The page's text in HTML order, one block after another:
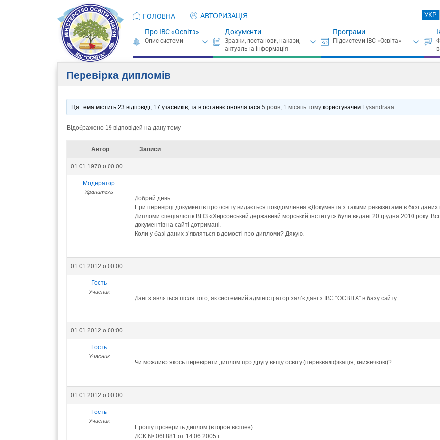
ГОЛОВНА АВТОРИЗАЦІЯ УКР
Про ІВС «Освіта» Документи Програми
Перевірка дипломів
Ця тема містить 23 відповіді, 17 учасників, та в останнє оновлялася5 років, 1 місяць тому користувачем Lysandraaa
Відображено 19 відповідей на дану тему
Автор Записи
01.01.1970 о 00:00
Модератор
Хранитель
Добрий день.
При перевірці документів про освіту видається повідомлення «Документа з такими реквізитами в базі даних
Дипломи спеціалістів ВНЗ «Херсонський державний морський інститут» були видані 20 грудня 2010 року.
документів на сайті дотримані.
Коли у базі даних з’являться відомості про дипломи? Дякую.
01.01.2012 о 00:00
Гость
Учасник
Дані з’являться після того, як системний адміністратор зал’є дані з ІВС “ОСВІТА” в базу сайту.
01.01.2012 о 00:00
Гость
Учасник
Чи можливо якось перевірити диплом про другу вищу освіту (перекваліфікація, книжечкою)?
01.01.2012 о 00:00
Гость
Учасник
Прошу проверить диплом (второе вісшее).
ДСК № 068881 от 14.06.2005 г.